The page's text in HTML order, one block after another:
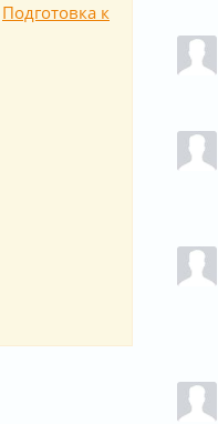
Подготовка к